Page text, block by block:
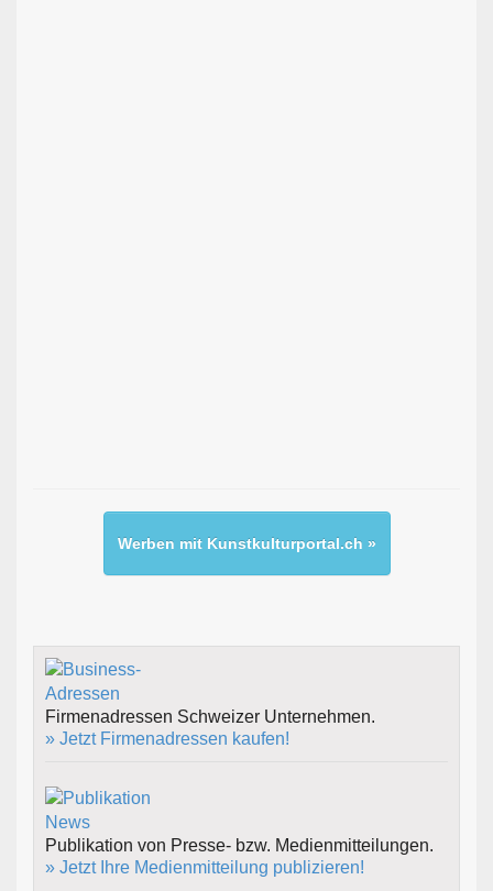
Werben mit Kunstkulturportal.ch »
Firmenadressen Schweizer Unternehmen.
» Jetzt Firmenadressen kaufen!
Publikation von Presse- bzw. Medienmitteilungen.
» Jetzt Ihre Medienmitteilung publizieren!